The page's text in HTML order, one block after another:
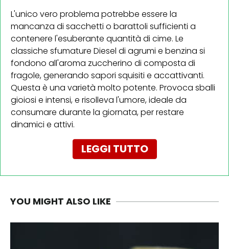
L'unico vero problema potrebbe essere la
mancanza di sacchetti o barattoli sufficienti a
contenere l'esuberante quantità di cime. Le
classiche sfumature Diesel di agrumi e benzina si
fondono all'aroma zuccherino di composta di
fragole, generando sapori squisiti e accattivanti.
Questa è una varietà molto potente. Provoca sballi
gioiosi e intensi, e risolleva l'umore, ideale da
consumare durante la giornata, per restare
dinamici e attivi.
LEGGI TUTTO
YOU MIGHT ALSO LIKE